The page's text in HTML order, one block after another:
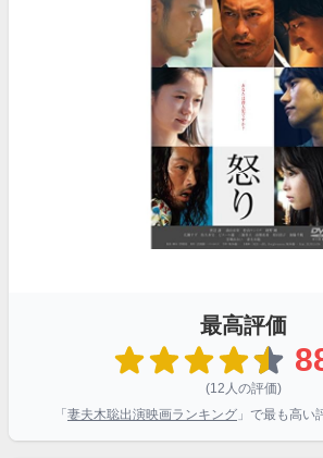
最高評価
(12人の評価)
「 妻夫木聡出演映画ランキング 」で最も高い